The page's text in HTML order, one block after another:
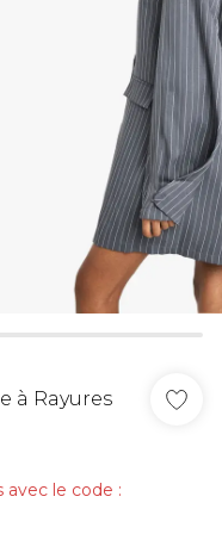
à Rayures
avec le code :